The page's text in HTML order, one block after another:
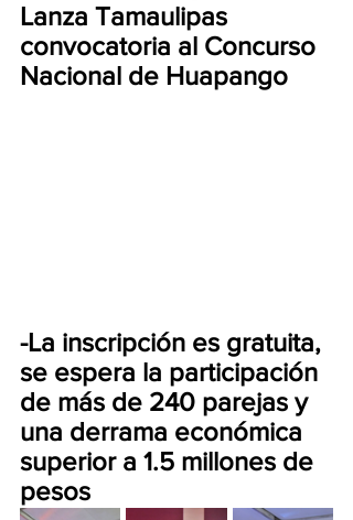
Lanza Tamaulipas
convocatoria al Concurso
Nacional de Huapango
-La inscripción es gratuita,
se espera la participación
de más de 240 parejas y
una derrama económica
superior a 1.5 millones de
pesos